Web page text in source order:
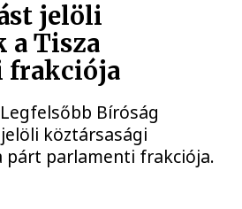
jelöli
a Tisza
frakciója
Bíróság
köztársasági
párt parlamenti frakciója.